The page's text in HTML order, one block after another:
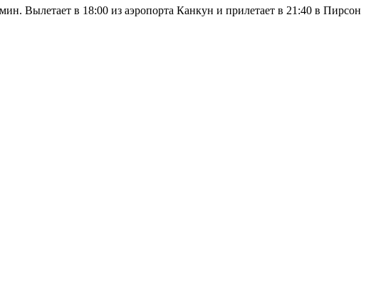
Вылетает в 18:00 из аэропорта Канкун и прилетает в 21:40 в Пирсон